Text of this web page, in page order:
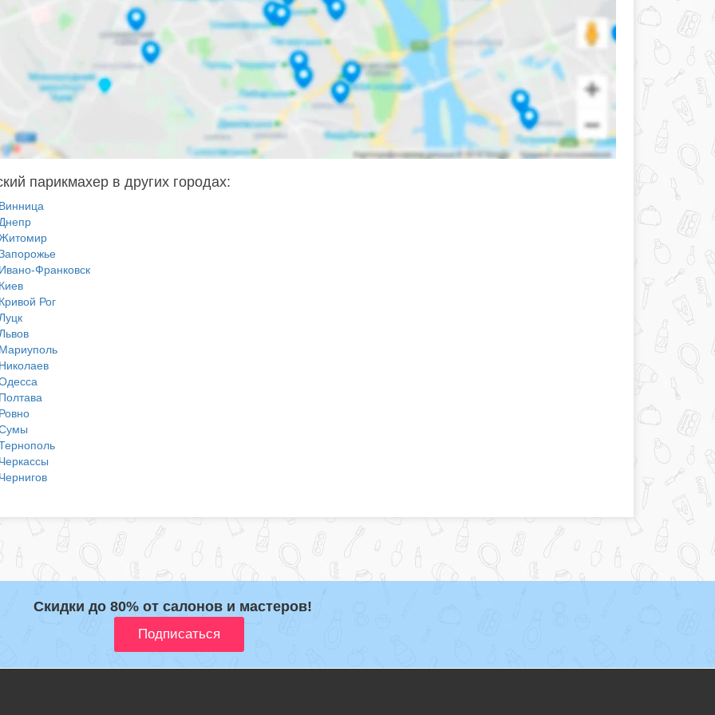
парикмахер в других городах:
Франковск
Рог
Скидки до 80% от салонов и мастеров!